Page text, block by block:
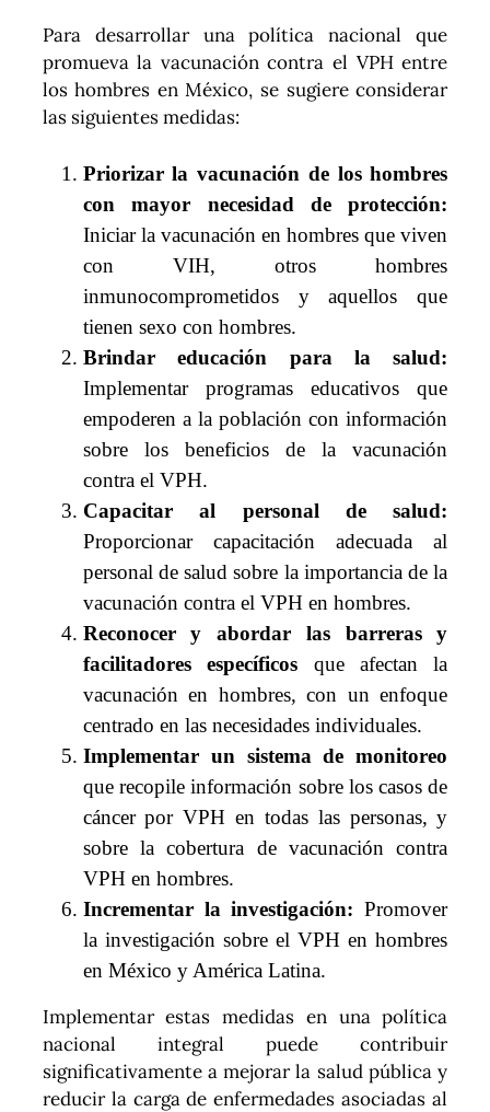
Para desarrollar una política nacional que
promueva la vacunación contra el VPH entre
los hombres en México, se sugiere considerar
las siguientes medidas:
Priorizar la vacunación de los hombres
con mayor necesidad de protección:
Iniciar la vacunación en hombres que viven
con VIH, otros hombres
inmunocomprometidos y aquellos que
tienen sexo con hombres.
Brindar educación para la salud:
Implementar programas educativos que
empoderen a la población con información
sobre los beneficios de la vacunación
contra el VPH.
Capacitar al personal de salud:
Proporcionar capacitación adecuada al
personal de salud sobre la importancia de la
vacunación contra el VPH en hombres.
Reconocer y abordar las barreras y
facilitadores específicos que afectan la
vacunación en hombres, con un enfoque
centrado en las necesidades individuales.
Implementar un sistema de monitoreo
que recopile información sobre los casos de
cáncer por VPH en todas las personas, y
sobre la cobertura de vacunación contra
VPH en hombres.
Incrementar la investigación: Promover
la investigación sobre el VPH en hombres
en México y América Latina.
Implementar estas medidas en una política
nacional integral puede contribuir
significativamente a mejorar la salud pública y
reducir la carga de enfermedades asociadas al